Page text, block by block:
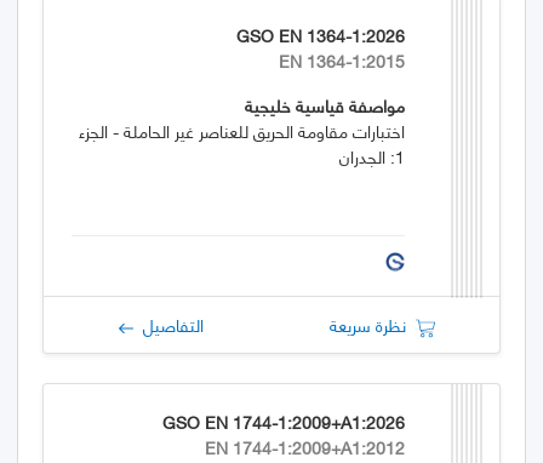
GSO EN 1364-1:2026
EN 1364-1:2015
مواصفة قياسية خليجية
اختبارات مقاومة الحريق للعناصر غير الحاملة - الجزء
1: الجدران
نظرة سريعة التفاصيل
GSO EN 1744-1:2009+A1:2026
EN 1744-1:2009+A1:2012